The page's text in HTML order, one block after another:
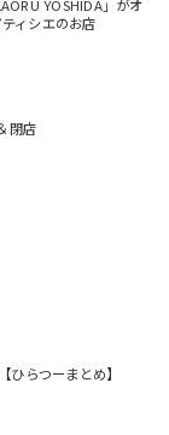
YOSHIDA」がオ
ィシエのお店
閉店
ひらつーまとめ】